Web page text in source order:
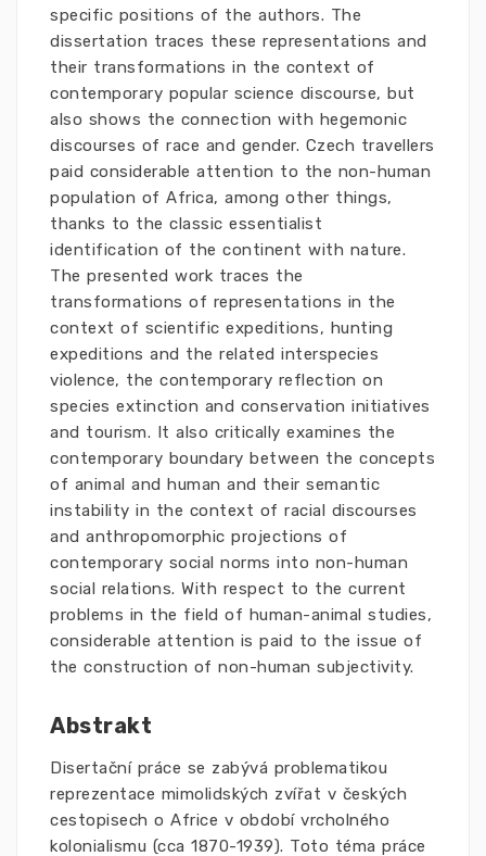
specific positions of the authors. The
dissertation traces these representations and
their transformations in the context of
contemporary popular science discourse, but
also shows the connection with hegemonic
discourses of race and gender. Czech travellers
paid considerable attention to the non-human
population of Africa, among other things,
thanks to the classic essentialist
identification of the continent with nature.
The presented work traces the
transformations of representations in the
context of scientific expeditions, hunting
expeditions and the related interspecies
violence, the contemporary reflection on
species extinction and conservation initiatives
and tourism. It also critically examines the
contemporary boundary between the concepts
of animal and human and their semantic
instability in the context of racial discourses
and anthropomorphic projections of
contemporary social norms into non-human
social relations. With respect to the current
problems in the field of human-animal studies,
considerable attention is paid to the issue of
the construction of non-human subjectivity.
Abstrakt
Disertační práce se zabývá problematikou
reprezentace mimolidských zvířat v českých
cestopisech o Africe v období vrcholného
kolonialismu (cca 1870-1939). Toto téma práce